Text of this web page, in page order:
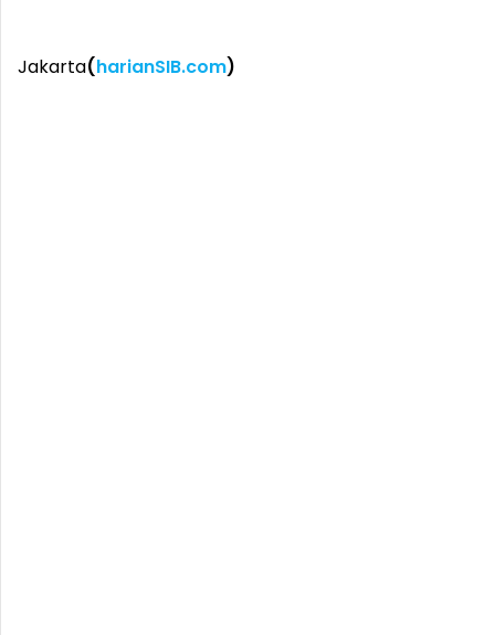
Jakarta(harianSIB.com)